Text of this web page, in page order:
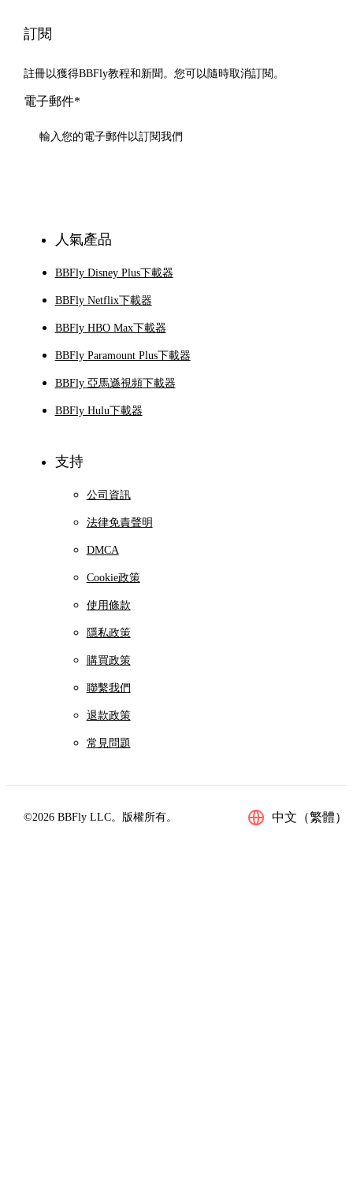
訂閱
註冊以獲得BBFly教程和新聞。您可以隨時取消訂閱。
電子郵件*
人氣產品
BBFly Disney Plus下載器
BBFly Netflix下載器
BBFly HBO Max下載器
BBFly Paramount Plus下載器
BBFly 亞馬遜視頻下載器
BBFly Hulu下載器
支持
公司資訊
法律免責聲明
DMCA
Cookie政策
使用條款
隱私政策
購買政策
聯繫我們
退款政策
常見問題
©2026 BBFly LLC。版權所有。 中文（繁體）